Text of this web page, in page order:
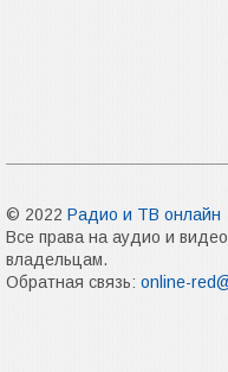
© 2022 Радио и ТВ онлайн
Все права на аудио и
владельцам.
Обратная связь: online-